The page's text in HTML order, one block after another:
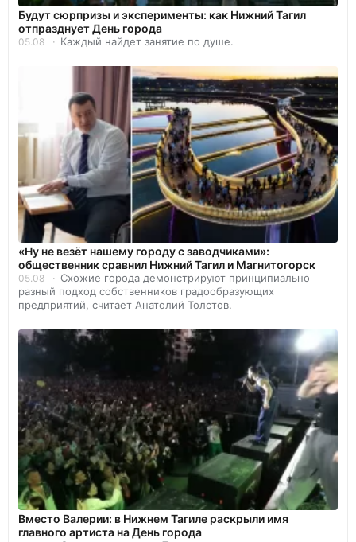
Будут сюрпризы и эксперименты: как Нижний Тагил
отпразднует День города
05.08 Каждый найдет занятие по душе.
«Ну не везёт нашему городу с заводчиками»:
общественник сравнил Нижний Тагил и Магнитогорск
05.08
Схожие города демонстрируют принципиально
разный подход собственников градообразующих
предприятий, считает Анатолий Толстов.
Вместо Валерии: в Нижнем Тагиле раскрыли имя
главного артиста на День города